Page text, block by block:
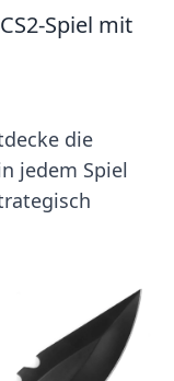
Spiel mit
die
jedem Spiel